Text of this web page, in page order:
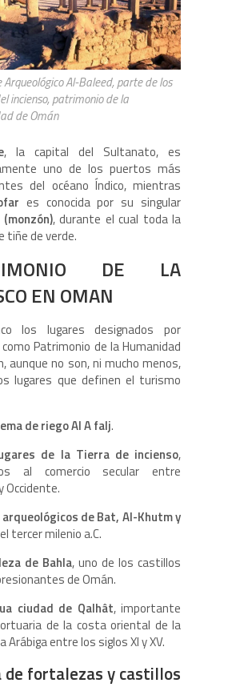
Arqueológico Al-Baleed, parte de los
incienso, patrimonio de la
de Omán
, la capital del Sultanato, es
uno de los puertos más
del océano Índico, mientras
es conocida por su singular
, durante el cual toda la
tiñe de verde.
DE LA
EN OMAN
los lugares designados por
como Patrimonio de la Humanidad
aunque no son, ni mucho menos,
lugares que definen el turismo
de riego Al A falj.
de la Tierra de incienso,
al comercio secular entre
Occidente.
de Bat, Al-Khutm y
tercer milenio a.C.
de Bahla, uno de los castillos
de Omán.
ciudad de Qalhât, importante
de la costa oriental de la
Arábiga entre los siglos XI y XV.
de fortalezas y castillos